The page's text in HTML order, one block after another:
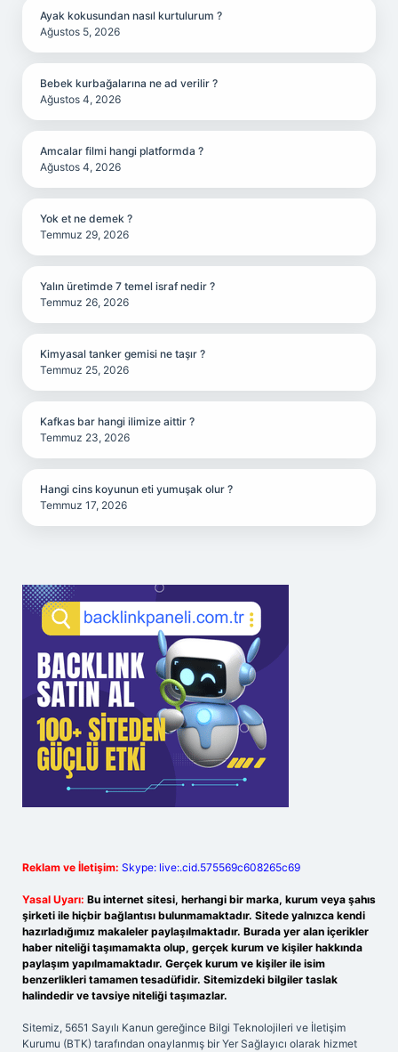
Ayak kokusundan nasıl kurtulurum ?
Ağustos 5, 2026
Bebek kurbağalarına ne ad verilir ?
Ağustos 4, 2026
Amcalar filmi hangi platformda ?
Ağustos 4, 2026
Yok et ne demek ?
Temmuz 29, 2026
Yalın üretimde 7 temel israf nedir ?
Temmuz 26, 2026
Kimyasal tanker gemisi ne taşır ?
Temmuz 25, 2026
Kafkas bar hangi ilimize aittir ?
Temmuz 23, 2026
Hangi cins koyunun eti yumuşak olur ?
Temmuz 17, 2026
Reklam ve İletişim: Skype: live:.cid.575569c608265c69
Yasal Uyarı: Bu internet sitesi, herhangi bir marka, kurum veya şahıs
şirketi ile hiçbir bağlantısı bulunmamaktadır. Sitede yalnızca kendi
hazırladığımız makaleler paylaşılmaktadır. Burada yer alan içerikler
haber niteliği taşımamakta olup, gerçek kurum ve kişiler hakkında
paylaşım yapılmamaktadır. Gerçek kurum ve kişiler ile isim
benzerlikleri tamamen tesadüfidir. Sitemizdeki bilgiler taslak
halindedir ve tavsiye niteliği taşımazlar.
Sitemiz, 5651 Sayılı Kanun gereğince Bilgi Teknolojileri ve İletişim
Kurumu (BTK) tarafından onaylanmış bir Yer Sağlayıcı olarak hizmet